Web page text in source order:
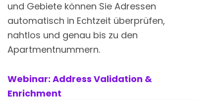
und Gebiete können Sie Adressen
automatisch in Echtzeit überprüfen,
nahtlos und genau bis zu den
Apartmentnummern.
Webinar: Address Validation &
Enrichment